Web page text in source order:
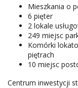
Mieszkania o
6 pięter
2 lokale
249 miejsc
Komórki
piętrach
10 miejsc
Centrum inwestycji